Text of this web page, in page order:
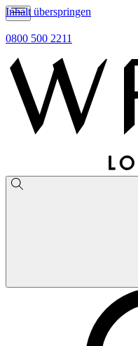
Inhalt überspringen
0800 500 2211